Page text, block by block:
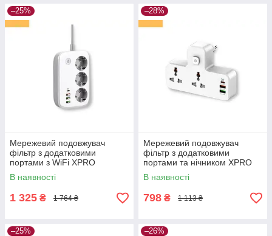
–25%
Мережевий подовжувач
фільтр з додатковими
портами з WiFi XPRO
SEW3452 (34390-01)
В наявності
1 325 ₴ 1 764 ₴
–28%
Мережевий подовжувач
фільтр з додатковими
портами та нічником XPRO
SC2311 (34394-01)
В наявності
798 ₴ 1 113 ₴
–25% –26%